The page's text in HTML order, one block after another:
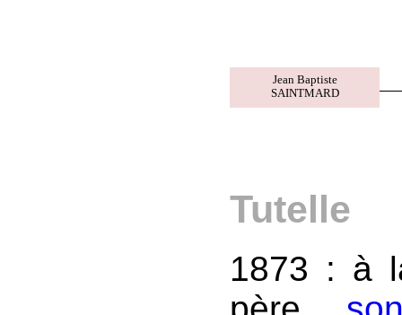
Jean Baptiste
SAINTMARD
Tutelle
1873 : à